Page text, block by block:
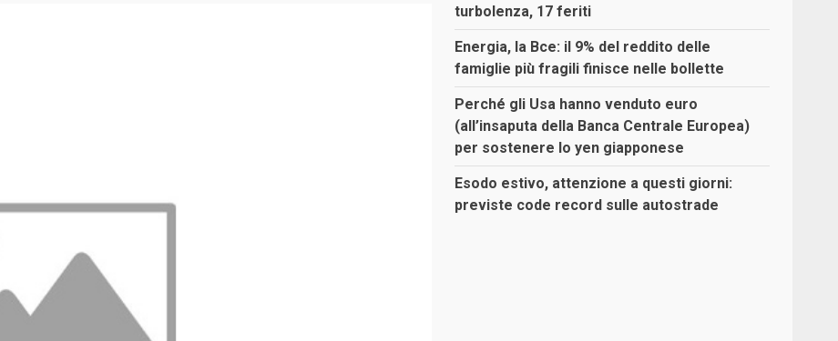
turbolenza, 17 feriti
Energia, la Bce: il 9% del reddito delle
famiglie più fragili finisce nelle bollette
Perché gli Usa hanno venduto euro
(all’insaputa della Banca Centrale Europea)
per sostenere lo yen giapponese
Esodo estivo, attenzione a questi giorni:
previste code record sulle autostrade